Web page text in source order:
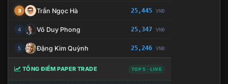
3 Trần Ngọc Hà 25,445 VNĐ
4 Võ Duy Phong 25,347 VNĐ
5 Đặng Kim Quỳnh 25,246 VNĐ
TỔNG ĐIỂM PAPER TRADE TOP 5 · LIVE